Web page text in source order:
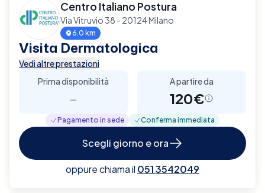
Centro Italiano Postura
Via Vitruvio 38 - 20124 Milano
6.0 km
Visita Dermatologica
Vedi altre prestazioni
Prima disponibilità
-
A partire da
120€
Pagamento in sede Conferma immediata
Scegli giorno e ora
oppure chiama il 051 3542049